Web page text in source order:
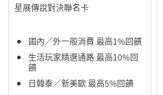
星展傳說對決聯名卡
國內／外一般消費 最高1%回饋
生活玩家精選通路 最高10%回
饋
日韓泰／新美歐 最高5%回饋